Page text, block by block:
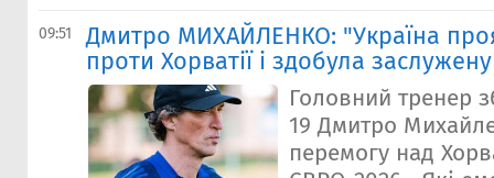
09:51
Дмитро МИХАЙЛЕНКО: "Україна
проти Хорватії і здобула
Головний тренер
19 Дмитро
перемогу над